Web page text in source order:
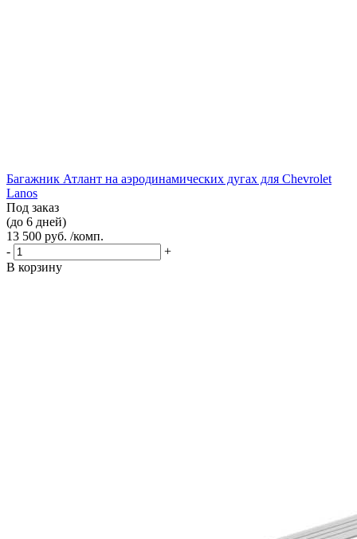
Багажник Атлант на аэродинамических дугах для Chevrolet
Lanos
Под заказ
(до 6 дней)
13 500 руб. /комп.
-
+
В корзину